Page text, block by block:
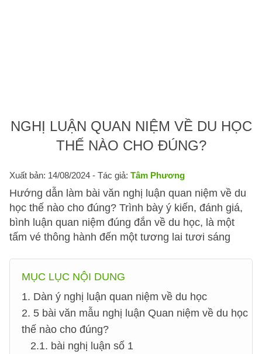
NGHỊ LUẬN QUAN NIỆM VỀ DU HỌC
THẾ NÀO CHO ĐÚNG?
Xuất bản: 14/08/2024 - Tác giả: Tâm Phương
Hướng dẫn làm bài văn nghị luận quan niệm về du
học thế nào cho đúng? Trình bày ý kiến, đánh giá,
bình luận quan niệm đúng đắn về du học, là một
tấm vé thông hành đến một tương lai tươi sáng
MỤC LỤC NỘI DUNG
1. Dàn ý nghị luận quan niệm về du học
2. 5 bài văn mẫu nghị luận Quan niệm về du học
thế nào cho đúng?
2.1. bài nghị luận số 1